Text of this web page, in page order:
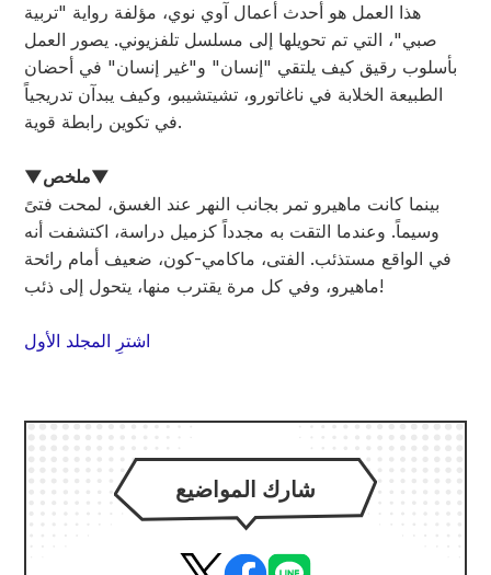
هذا العمل هو أحدث أعمال آوي نوي، مؤلفة رواية "تربية
صبي"، التي تم تحويلها إلى مسلسل تلفزيوني. يصور العمل
بأسلوب رقيق كيف يلتقي "إنسان" و"غير إنسان" في أحضان
الطبيعة الخلابة في ناغاتورو، تشيتشيبو، وكيف يبدآن تدريجياً
في تكوين رابطة قوية.
▼ملخص▼
بينما كانت ماهيرو تمر بجانب النهر عند الغسق، لمحت فتىً
وسيماً. وعندما التقت به مجدداً كزميل دراسة، اكتشفت أنه
في الواقع مستذئب. الفتى، ماكامي-كون، ضعيف أمام رائحة
ماهيرو، وفي كل مرة يقترب منها، يتحول إلى ذئب!
اشترِ المجلد الأول
شارك المواضيع